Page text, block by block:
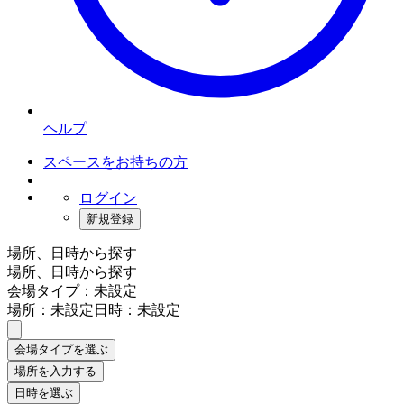
ヘルプ
スペースをお持ちの方
ログイン
新規登録
場所、日時から探す
場所、日時から探す
会場タイプ：未設定
場所：未設定日時：未設定
会場タイプを選ぶ
場所を入力する
日時を選ぶ